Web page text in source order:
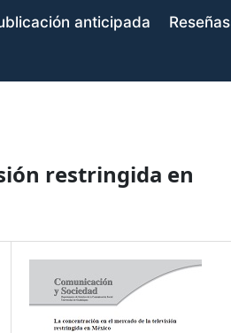
anticipada Reseñas
restringida en